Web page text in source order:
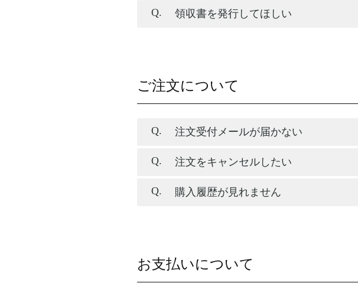
領収書を発行してほしい
ご注文について
注文受付メールが届かない
注文をキャンセルしたい
購入履歴が見れません
お支払いについて